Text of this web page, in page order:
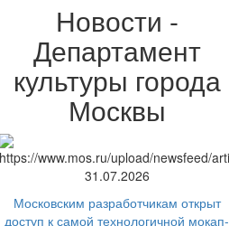
Новости -
Департамент
культуры города
Москвы
31.07.2026
Московским разработчикам открыт
доступ к самой технологичной мокап-